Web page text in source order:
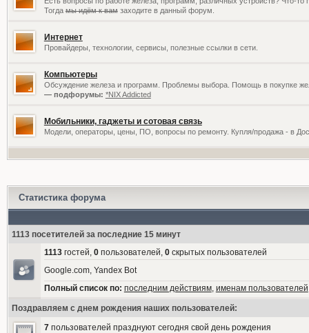
Тогдамы идём к вамзаходите в данный форум.
Интернет
Провайдеры, технологии, сервисы, полезные ссылки в сети.
Компьютеры
Обсуждение железа и программ. Проблемы выбора. Помощь в покупке
— подфорумы: *NIX Addicted
Мобильники, гаджеты и сотовая связь
Модели, операторы, цены, ПО, вопросы по ремонту. Купля/продажа - в
Статистика форума
1113 посетителей за последние 15 минут
1113гостей, 0пользователей, 0скрытых пользователей
Google.com, Yandex Bot
Полный список по: последним действиям, именам пользователей
Поздравляем с днем рождения наших пользователей:
7пользователей празднуют сегодня свой день рождения